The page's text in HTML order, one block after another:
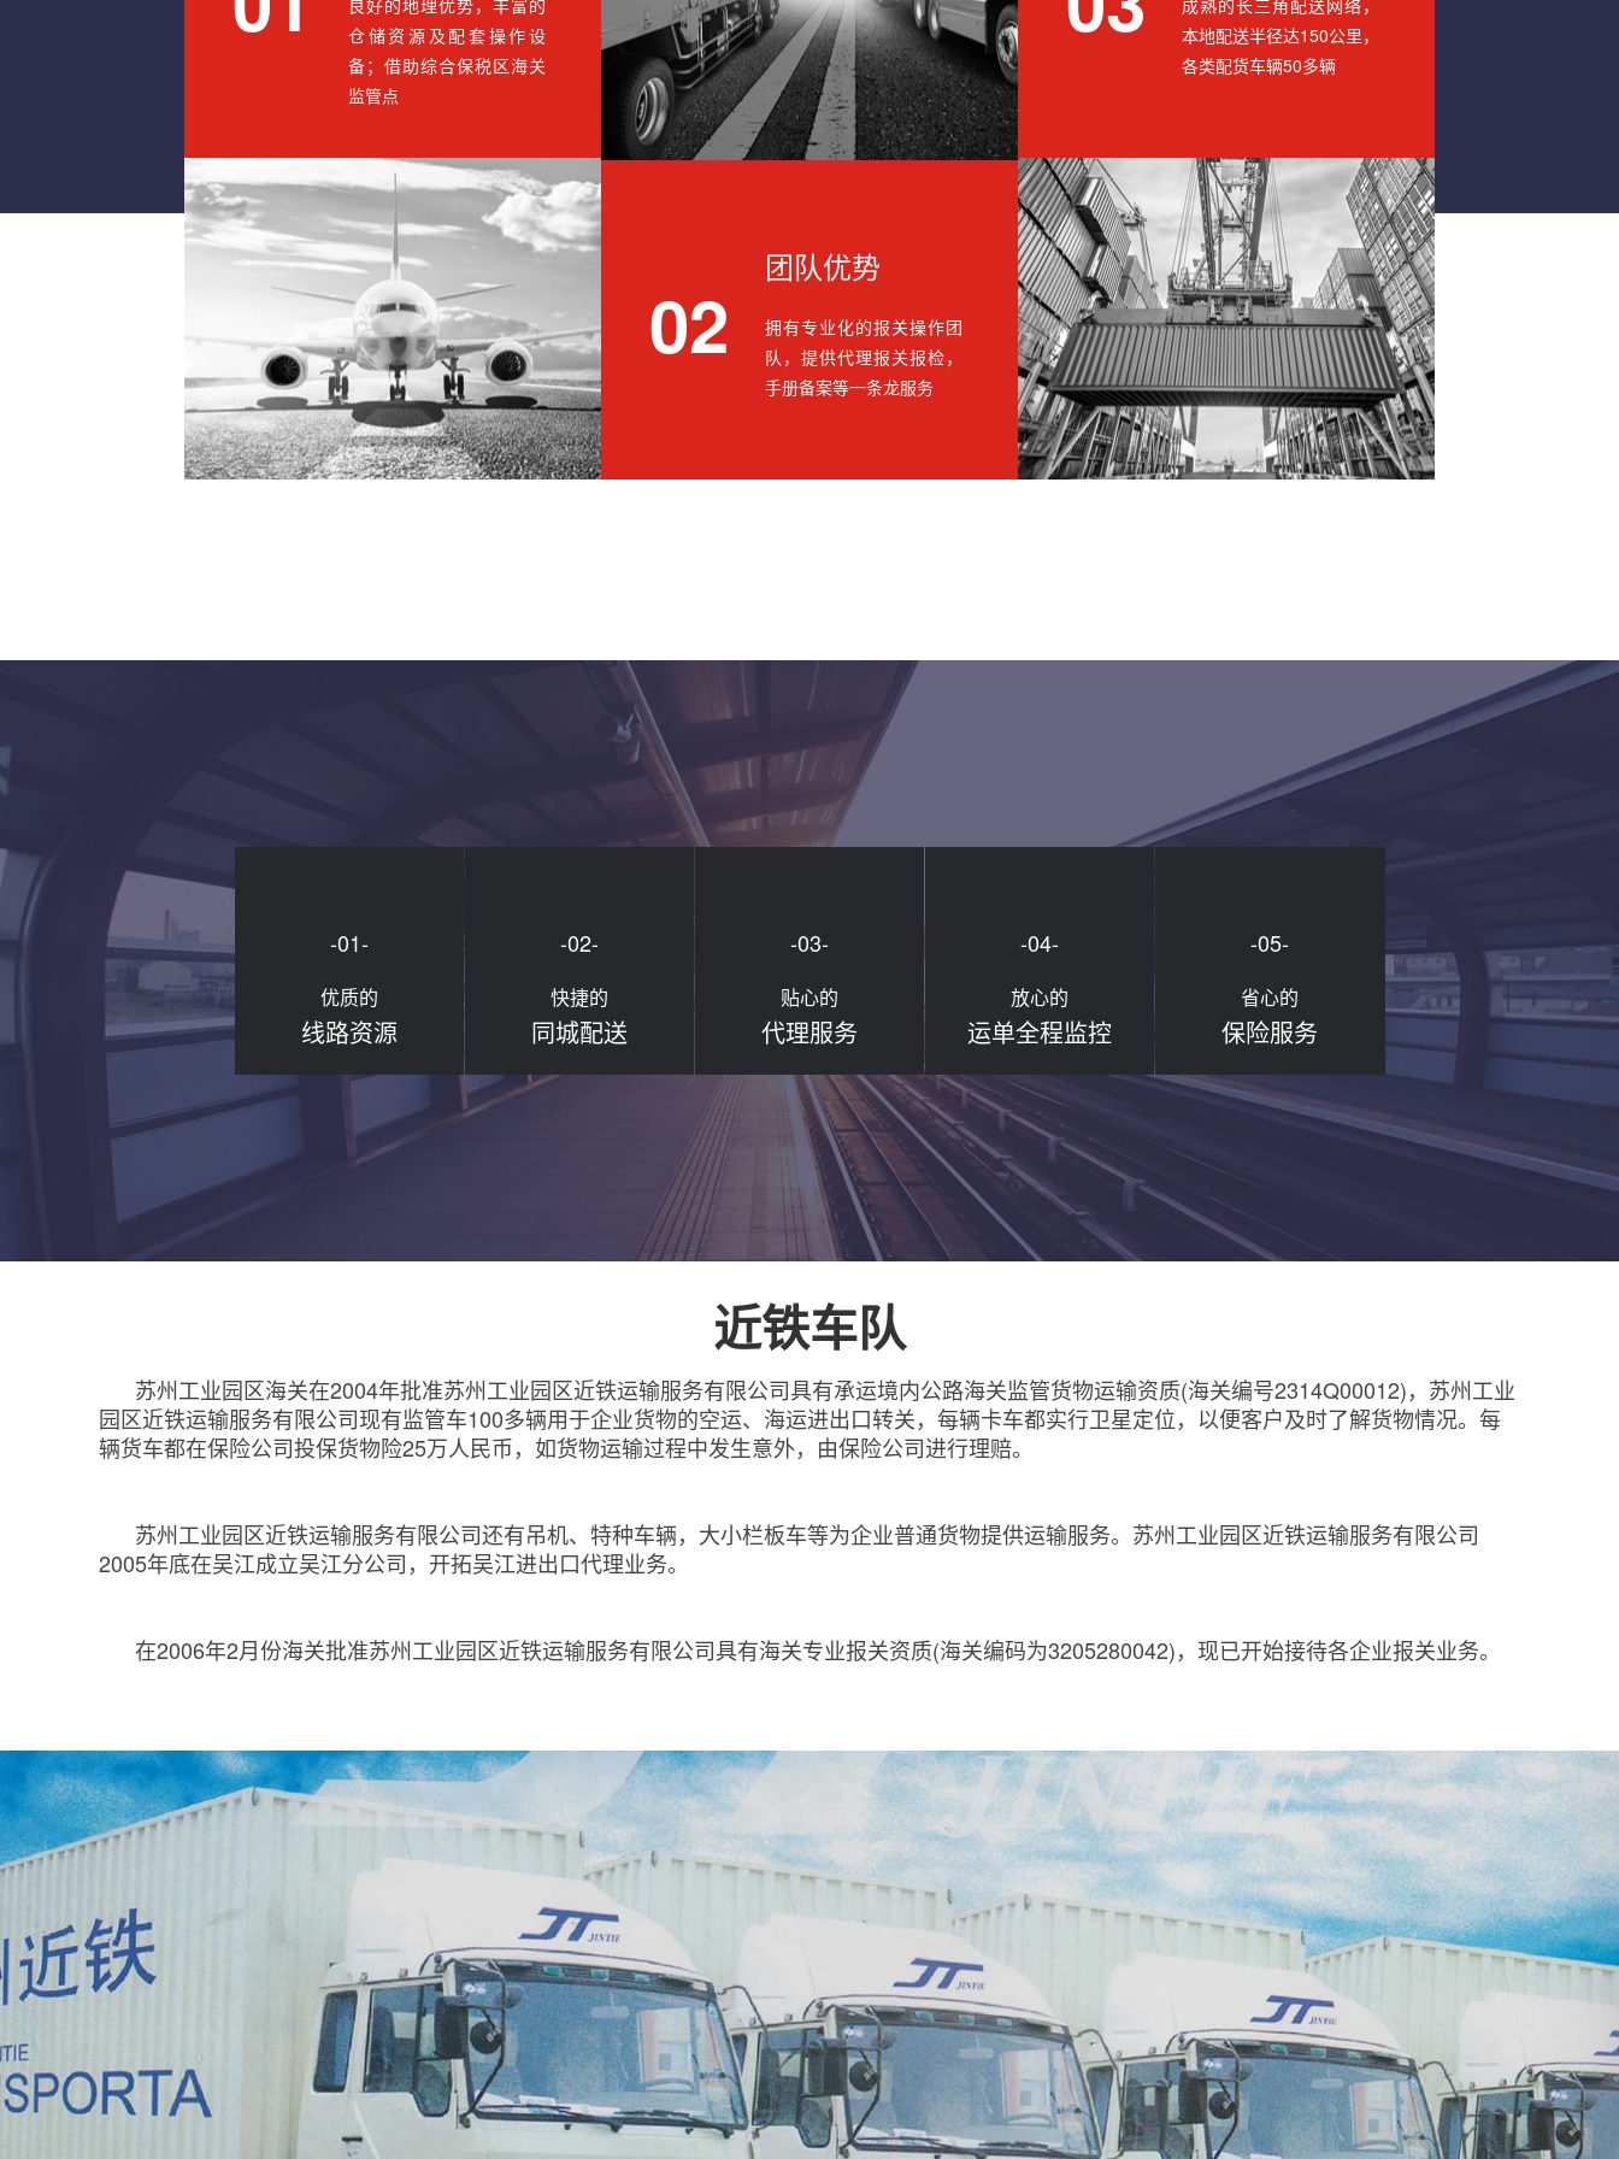
良好的地理优势，丰富的
仓储资源及配套操作设
备；借助综合保税区海关
监管点
02
团队优势
拥有专业化的报关操作团
队，提供代理报关报检，
手册备案等一条龙服务
成熟的长三角配送网络，
本地配送半径达150公里，
各类配货车辆50多辆
-01-
优质的
线路资源
-02-
快捷的
同城配送
-03-
贴心的
代理服务
-04-
放心的
运单全程监控
-05-
省心的
保险服务
近铁车队
苏州工业园区海关在2004年批准苏州工业园区近铁运输服务有限公司具有承运境内公路海关监管货物运输资质(海关编号2314Q00012)，苏州工业
园区近铁运输服务有限公司现有监管车100多辆用于企业货物的空运、海运进出口转关，每辆卡车都实行卫星定位，以便客户及时了解货物情况。每
辆货车都在保险公司投保货物险25万人民币，如货物运输过程中发生意外，由保险公司进行理赔。
苏州工业园区近铁运输服务有限公司还有吊机、特种车辆，大小栏板车等为企业普通货物提供运输服务。苏州工业园区近铁运输服务有限公司
2005年底在吴江成立吴江分公司，开拓吴江进出口代理业务。
在2006年2月份海关批准苏州工业园区近铁运输服务有限公司具有海关专业报关资质(海关编码为3205280042)，现已开始接待各企业报关业务。